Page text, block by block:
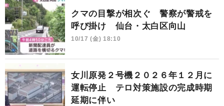
クマの目撃が相次ぐ 警察が警戒を
呼び掛け 仙台・太白区向山
10/17 (金) 18:10
女川原発２号機２０２６年１２月に
運転停止 テロ対策施設の完成時期
延期に伴い